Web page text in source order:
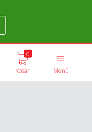
Menü
0
Kosár